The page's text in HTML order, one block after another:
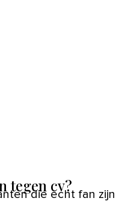
tegen cv?